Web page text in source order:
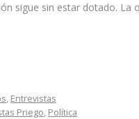
sigue sin estar dotado. La
, Entrevistas
Priego, Política